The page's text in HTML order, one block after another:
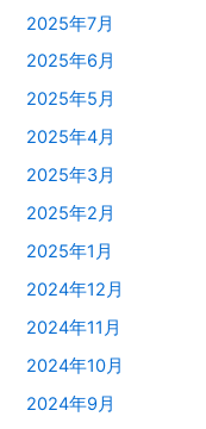
2025年7月
2025年6月
2025年5月
2025年4月
2025年3月
2025年2月
2025年1月
2024年12月
2024年11月
2024年10月
2024年9月